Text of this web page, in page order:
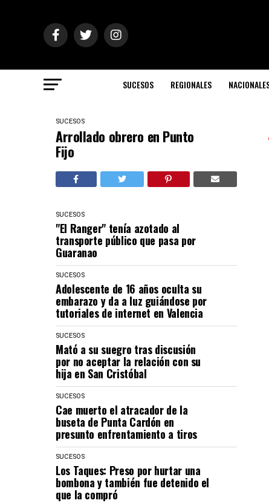
SUCESOS REGIONALES
SUCESOS
Arrollado obrero en Punto
Fijo
SUCESOS
"El Ranger" tenía azotado al
transporte público que pasa por
Guaranao
SUCESOS
Adolescente de 16 años oculta su
embarazo y da a luz guiándose por
tutoriales de internet en Valencia
SUCESOS
Mató a su suegro tras discusión
por no aceptar la relación con su
hija en San Cristóbal
SUCESOS
Cae muerto el atracador de la
buseta de Punta Cardón en
presunto enfrentamiento a tiros
SUCESOS
Los Taques: Preso por hurtar una
bombona y también fue detenido el
que la compró